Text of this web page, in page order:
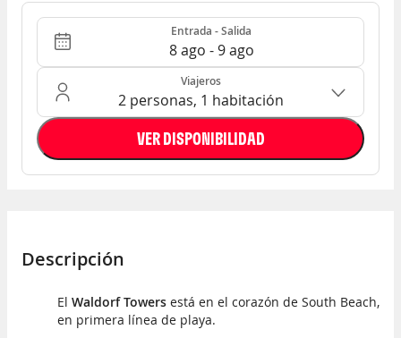
Entrada - Salida Entrada - Salida
8 ago - 9 ago
Ocupación: 2 personas, 1 habitación
Viajeros
2 personas, 1 habitación
VER DISPONIBILIDAD
Descripción
El Waldorf Towers está en el corazón de South Beach,
en primera línea de playa.